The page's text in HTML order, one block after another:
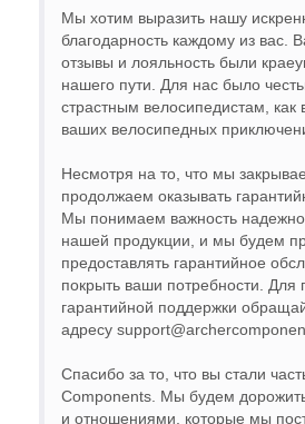
Мы хотим выразить нашу
благодарность каждому из вас.
отзывы и лояльность были
нашего пути. Для нас было
страстным велосипедистам, как
ваших велосипедных
Несмотря на то, что мы
продолжаем оказывать
Мы понимаем важность
нашей продукции, и мы будем
предоставлять гарантийное
покрыть ваши потребности. Для
гарантийной поддержки
адресу
Спасибо за то, что вы стали
Components. Мы будем
и отношениями, которые мы